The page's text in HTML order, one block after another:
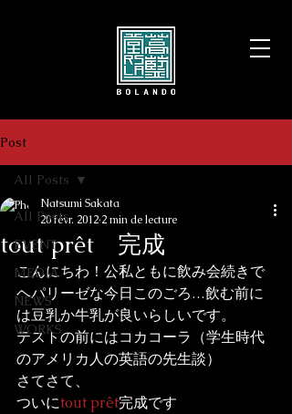
Post
All Posts
EVENT
MEDIA
NEWS
WORKS
All Posts
tout prêt 完成
Natsumi Sakata
20 févr. 2012 2 min de lecture
こんにちわ！公私ともに飲み会続きで
ヘパリーゼな今日このごろ…飲む前に
は豆乳か牛乳が良いらしいです。
テストの前にはコカコーラ（学生時代
のアメリカ人の英語の先生談）
さてさて、
ついにtout prêt完成です